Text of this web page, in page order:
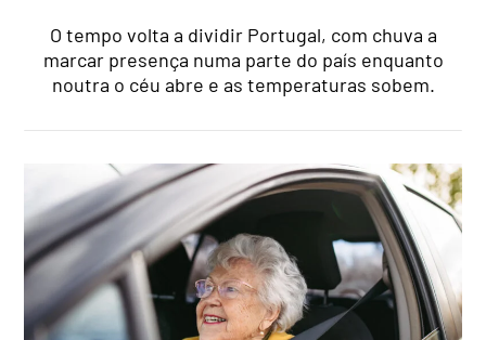
O tempo volta a dividir Portugal, com chuva a
marcar presença numa parte do país enquanto
noutra o céu abre e as temperaturas sobem.